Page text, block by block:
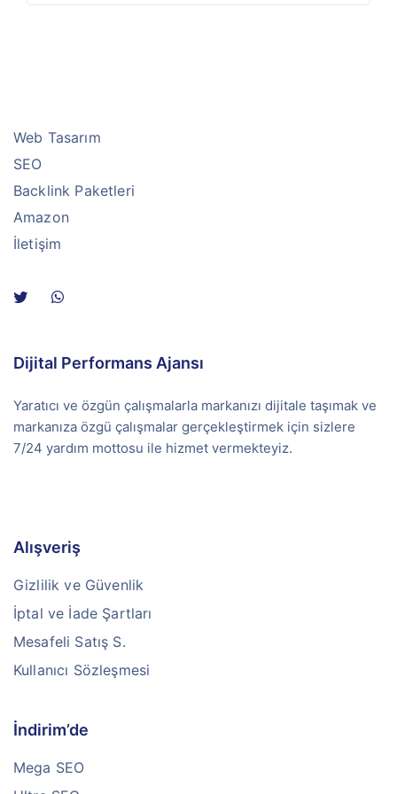
Web Tasarım
SEO
Backlink Paketleri
Amazon
İletişim
Dijital Performans Ajansı
Yaratıcı ve özgün çalışmalarla markanızı dijitale taşımak ve
markanıza özgü çalışmalar gerçekleştirmek için sizlere
7/24 yardım mottosu ile hizmet vermekteyiz.
Alışveriş
Gizlilik ve Güvenlik
İptal ve İade Şartları
Mesafeli Satış S.
Kullanıcı Sözleşmesi
İndirim’de
Mega SEO